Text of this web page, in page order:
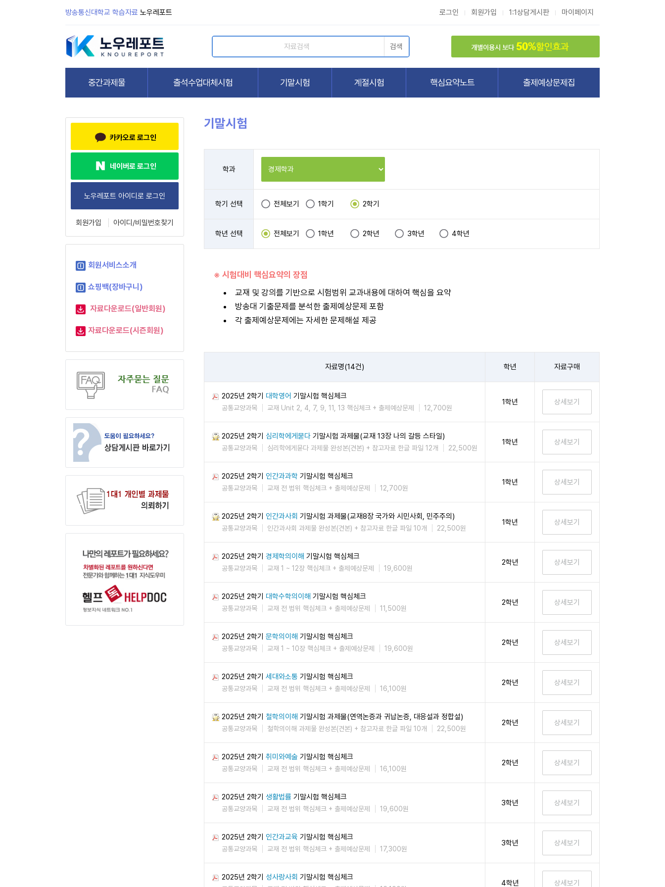
방송통신대학교 학습자료 노우레포트 로그인 회원가입 1:1상담게시판 마이페이지
카카오로 로그인
네이버로 로그인
회원가입 아이디/비밀번호찾기
회원서비스소개
쇼핑백(장바구니)
자료다운로드(일반회원)
자료다운로드(시즌회원)
기말시험
학과
학기 선택 전체보기 1학기 2학기
학년 선택 전체보기 1학년 2학년 3학년 4학년
※ 시험대비 핵심요약의 장점
교재 및 강의를 기반으로 시험범위 교과내용에 대하여 핵심을 요약
방송대 기출문제를 분석한 출제예상문제 포함
각 출제예상문제에는 자세한 문제해설 제공
자료명(14건) 학년 자료구매
2025년 2학기 대학영어 기말시험 핵심체크
공통교양과목 교재 Unit 2, 4, 7, 9, 11, 13 핵심체크 + 출제예상문제 12,700원
1학년
2025년 2학기 심리학에게묻다 기말시험 과제물(교재 13장 나의 갈등 스타일)
공통교양과목 심리학에게묻다 과제물 완성본(견본) + 참고자료 한글 파일 12개 22,500원
1학년
2025년 2학기 인간과과학 기말시험 핵심체크
공통교양과목 교재 전 범위 핵심체크 + 출제예상문제 12,700원
1학년
2025년 2학기 인간과사회 기말시험 과제물(교재8장 국가와 시민사회, 민주주의)
공통교양과목 인간과사회 과제물 완성본(견본) + 참고자료 한글 파일 10개 22,500원
1학년
2025년 2학기 경제학의이해 기말시험 핵심체크
공통교양과목 교재 1 ~ 12장 핵심체크 + 출제예상문제 19,600원
2학년
2025년 2학기 대학수학의이해 기말시험 핵심체크
공통교양과목 교재 전 범위 핵심체크 + 출제예상문제 11,500원
2학년
2025년 2학기 문학의이해 기말시험 핵심체크
공통교양과목 교재 1 ~ 10장 핵심체크 + 출제예상문제 19,600원
2학년
2025년 2학기 세대와소통 기말시험 핵심체크
공통교양과목 교재 전 범위 핵심체크 + 출제예상문제 16,100원
2학년
2025년 2학기 철학의이해 기말시험 과제물(연역논증과 귀납논증, 대응설과 정합설)
공통교양과목 철학의이해 과제물 완성본(견본) + 참고자료 한글 파일 10개 22,500원
2학년
2025년 2학기 취미와예술 기말시험 핵심체크
공통교양과목 교재 전 범위 핵심체크 + 출제예상문제 16,100원
2학년
2025년 2학기 생활법률 기말시험 핵심체크
공통교양과목 교재 전 범위 핵심체크 + 출제예상문제 19,600원
3학년
2025년 2학기 인간과교육 기말시험 핵심체크
공통교양과목 교재 전 범위 핵심체크 + 출제예상문제 17,300원
3학년
2025년 2학기 성사랑사회 기말시험 핵심체크
4학년